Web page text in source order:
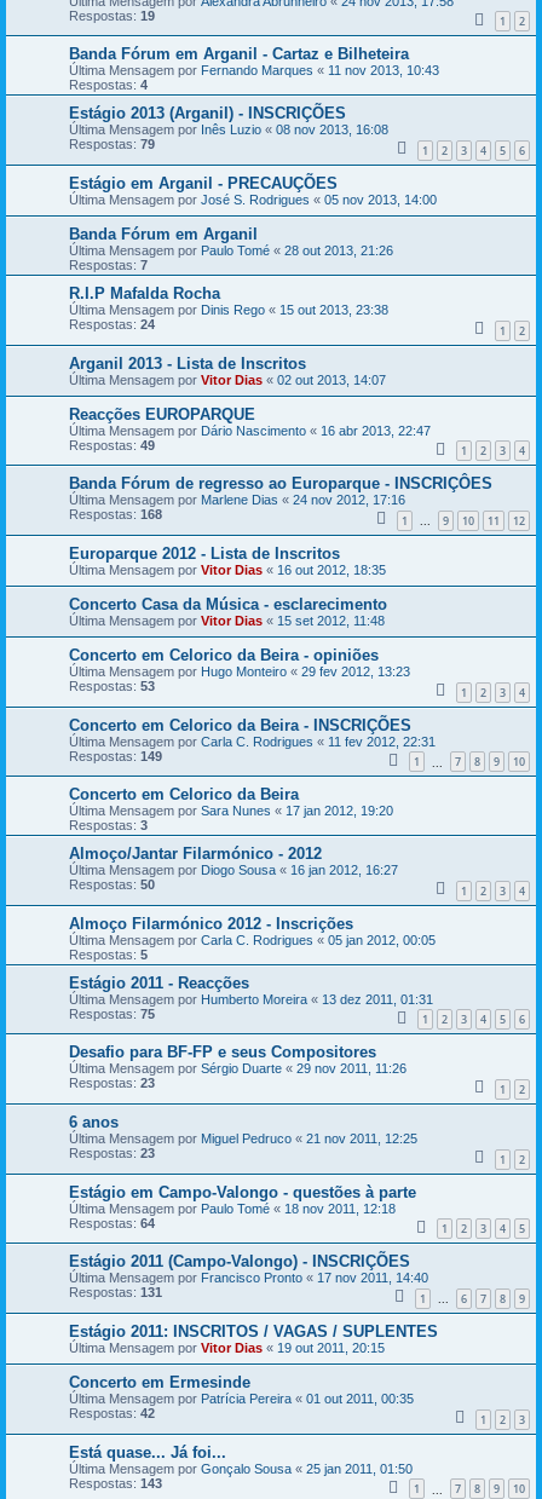
Respostas: 19 1 2
Banda Fórum em Arganil - Cartaz e Bilheteira
Última Mensagem por Fernando Marques « 11 nov 2013, 10:43
Respostas: 4
Estágio 2013 (Arganil) - INSCRIÇÕES
Última Mensagem por Inês Luzio « 08 nov 2013, 16:08
Respostas: 79 1 2 3 4 5 6
Estágio em Arganil - PRECAUÇÕES
Última Mensagem por José S. Rodrigues « 05 nov 2013, 14:00
Banda Fórum em Arganil
Última Mensagem por Paulo Tomé « 28 out 2013, 21:26
Respostas: 7
R.I.P Mafalda Rocha
Última Mensagem por Dinis Rego « 15 out 2013, 23:38
Respostas: 24 1 2
Arganil 2013 - Lista de Inscritos
Última Mensagem por Vitor Dias « 02 out 2013, 14:07
Reacções EUROPARQUE
Última Mensagem por Dário Nascimento « 16 abr 2013, 22:47
Respostas: 49 1 2 3 4
Banda Fórum de regresso ao Europarque - INSCRIÇÔES
Última Mensagem por Marlene Dias « 24 nov 2012, 17:16
Respostas: 168 1 ... 9 10 11 12
Europarque 2012 - Lista de Inscritos
Última Mensagem por Vitor Dias « 16 out 2012, 18:35
Concerto Casa da Música - esclarecimento
Última Mensagem por Vitor Dias « 15 set 2012, 11:48
Concerto em Celorico da Beira - opiniões
Última Mensagem por Hugo Monteiro « 29 fev 2012, 13:23
Respostas: 53 1 2 3 4
Concerto em Celorico da Beira - INSCRIÇÕES
Última Mensagem por Carla C. Rodrigues « 11 fev 2012, 22:31
Respostas: 149 1 7 8 9 10
Concerto em Celorico da Beira
Última Mensagem por Sara Nunes « 17 jan 2012, 19:20
Respostas: 3
Almoço/Jantar Filarmónico - 2012
Última Mensagem por Diogo Sousa « 16 jan 2012, 16:27
Respostas: 50 1 2 3 4
Almoço Filarmónico 2012 - Inscrições
Última Mensagem por Carla C. Rodrigues « 05 jan 2012, 00:05
Respostas: 5
Estágio 2011 - Reacções
Última Mensagem por Humberto Moreira « 13 dez 2011, 01:31
Respostas: 75 1 2 3 4 5 6
Desafio para BF-FP e seus Compositores
Última Mensagem por Sérgio Duarte « 29 nov 2011, 11:26
Respostas: 23 1 2
6 anos
Última Mensagem por Miguel Pedruco « 21 nov 2011, 12:25
Respostas: 23 1 2
Estágio em Campo-Valongo - questões à parte
Última Mensagem por Paulo Tomé « 18 nov 2011, 12:18
Respostas: 64 1 2 3 4 5
Estágio 2011 (Campo-Valongo) - INSCRIÇÕES
Última Mensagem por Francisco Pronto « 17 nov 2011, 14:40
Respostas: 131 1 ... 6 7 8 9
Estágio 2011: INSCRITOS / VAGAS / SUPLENTES
Última Mensagem por Vitor Dias « 19 out 2011, 20:15
Concerto em Ermesinde
Última Mensagem por Patrícia Pereira « 01 out 2011, 00:35
Respostas: 42 1 2 3
Está quase... Já foi...
Última Mensagem por Gonçalo Sousa « 25 jan 2011, 01:50
Respostas: 143 1 7 8 9 10